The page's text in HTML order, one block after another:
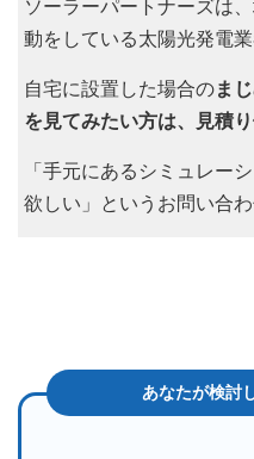
ソーラーパートナーズは
動をしている太陽光発電
自宅に設置した場合のま
を見てみたい方は、見積
「手元にあるシミュレー
欲しい」というお問い合わ